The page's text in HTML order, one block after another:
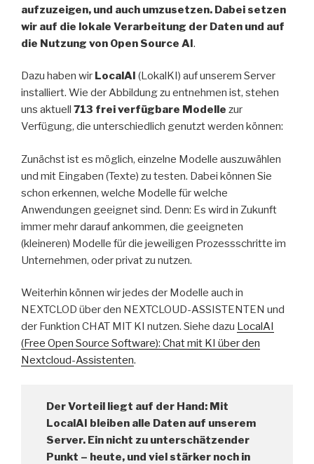
aufzuzeigen, und auch umzusetzen. Dabei setzen
wir auf die lokale Verarbeitung der Daten und auf
die Nutzung von Open Source AI.
Dazu haben wir LocalAI (LokalKI) auf unserem Server
installiert. Wie der Abbildung zu entnehmen ist, stehen
uns aktuell 713 frei verfügbare Modelle zur
Verfügung, die unterschiedlich genutzt werden können:
Zunächst ist es möglich, einzelne Modelle auszuwählen
und mit Eingaben (Texte) zu testen. Dabei können Sie
schon erkennen, welche Modelle für welche
Anwendungen geeignet sind. Denn: Es wird in Zukunft
immer mehr darauf ankommen, die geeigneten
(kleineren) Modelle für die jeweiligen Prozessschritte im
Unternehmen, oder privat zu nutzen.
Weiterhin können wir jedes der Modelle auch in
NEXTCLOD über den NEXTCLOUD-ASSISTENTEN und
der Funktion CHAT MIT KI nutzen. Siehe dazu LocalAI
(Free Open Source Software): Chat mit KI über den
Nextcloud-Assistenten.
Der Vorteil liegt auf der Hand: Mit
LocalAI bleiben alle Daten auf unserem
Server. Ein nicht zu unterschätzender
Punkt – heute, und viel stärker noch in